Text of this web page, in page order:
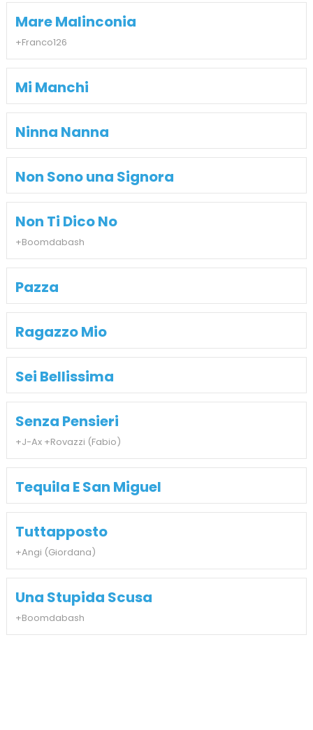
Mare Malinconia
+Franco126
Mi Manchi
Ninna Nanna
Non Sono una Signora
Non Ti Dico No
+Boomdabash
Pazza
Ragazzo Mio
Sei Bellissima
Senza Pensieri
+J-Ax +Rovazzi (Fabio)
Tequila E San Miguel
Tuttapposto
+Angi (Giordana)
Una Stupida Scusa
+Boomdabash